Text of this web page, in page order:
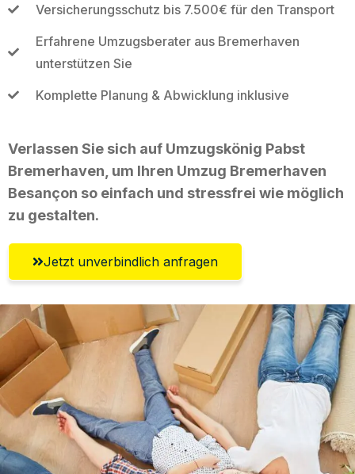
Versicherungsschutz bis 7.500€ für den Transport
Erfahrene Umzugsberater aus Bremerhaven
unterstützen Sie
Komplette Planung & Abwicklung inklusive
Verlassen Sie sich auf Umzugskönig Pabst
Bremerhaven, um Ihren Umzug Bremerhaven
Besançon so einfach und stressfrei wie möglich
zu gestalten.
Jetzt unverbindlich anfragen